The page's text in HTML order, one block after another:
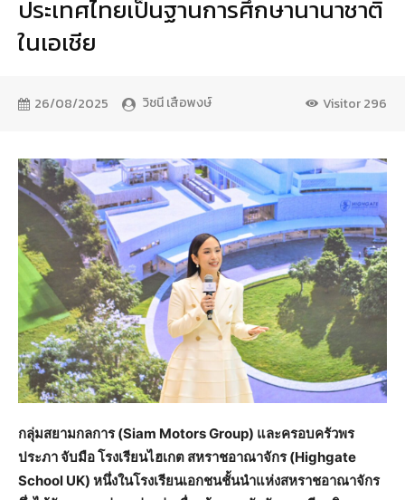
ประเทศไทยเป็นฐานการศึกษานานาชาติ
ในเอเชีย
26/08/2025 วิชนี เสือพงษ์ Visitor296
กลุ่มสยามกลการ (Siam Motors Group) และครอบครัวพร
ประภา จับมือ โรงเรียนไฮเกต สหราชอาณาจักร (Highgate
School UK) หนึ่งในโรงเรียนเอกชนชั้นนำแห่งสหราชอาณาจักร